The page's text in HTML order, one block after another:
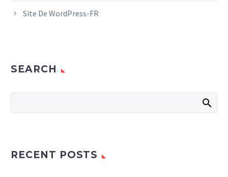
Site De WordPress-FR
SEARCH
RECENT POSTS